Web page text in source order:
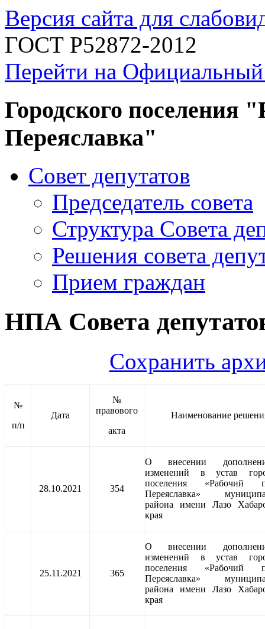
Версия сайта для
ГОСТ Р52872-2012
Перейти на
Городского поселения
Переяславка"
Совет депутатов
Председатель совета
Структура Совета
Решения совета
Прием граждан
НПА Совета
Сохранить
№
п/п
Дата
№
правового
акта
Наименование
28.10.2021 354
О внесении
изменений в устав
поселения «Рабочий
Переяславка»
района имени Лазо
края
25.11.2021 365
О внесении
изменений в устав
поселения «Рабочий
Переяславка»
района имени Лазо
края